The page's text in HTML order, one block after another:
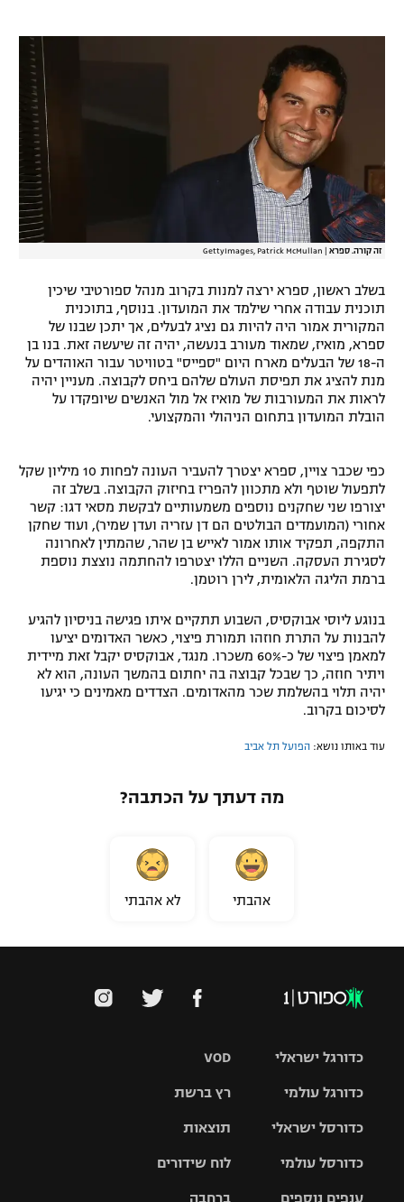
הצטרפות לחבילת הערוצים
לוח דרושים – ג'ובנט
המגזין
זה קורה. ספרא GettyImages, Patrick McMullan
בשלב ראשון, ספרא ירצה למנות בקרוב מנהל ספורטיבי שיכין
תוכנית עבודה אחרי שילמד את המועדון. בנוסף, בתוכנית
המקורית אמור היה להיות גם נציג לבעלים, אך יתכן שבנו של
ספרא, מואיז, שמאוד מעורב בנעשה, יהיה זה שיעשה זאת. בנו בן
ה-18 של הבעלים מארח היום "ספייס" בטוויטר עבור האוהדים על
מנת להציג את תפיסת העולם שלהם ביחס לקבוצה. מעניין יהיה
לראות את המעורבות של מואיז אל מול האנשים שיופקדו על
הובלת המועדון בתחום הניהולי והמקצועי.
כפי שכבר צויין, ספרא יצטרך להעביר העונה לפחות 10 מיליון שקל
לתפעול שוטף ולא מתכוון להפריז בחיזוק הקבוצה. בשלב זה
יצורפו שני שחקנים נוספים משמעותיים לבקשת מסאי דגו: קשר
אחורי (המועמדים הבולטים הם דן עזריה ועדן שמיר), ועוד שחקן
התקפה, תפקיד אותו אמור לאייש בן שהר, שהמתין לאחרונה
לסגירת העסקה. השניים הללו יצטרפו להחתמה נוצצת נוספת
ברמת הליגה הלאומית, לירן רוטמן.
בנוגע ליוסי אבוקסיס, השבוע תתקיים איתו פגישה בניסיון להגיע
להבנות על התרת חוזהו תמורת פיצוי, כאשר האדומים יציעו
למאמן פיצוי של כ-60% משכרו. מנגד, אבוקסיס יקבל זאת מיידית
ויתיר חוזה, כך שבכל קבוצה בה יחתום בהמשך העונה, הוא לא
יהיה תלוי בהשלמת שכר מהאדומים. הצדדים מאמינים כי יגיעו
לסיכום בקרוב.
עוד באותו נושא: הפועל תל אביב
מה דעתך על הכתבה?
אהבתי לא אהבתי
VOD
רץ ברשת
תוצאות
לוח שידורים
ברחבה
כדורגל ישראלי
גביע הטוטו
כדורגל עולמי
האלופות
כדורסל ישראלי
סל
כדורסל עולמי
ענפים נוספים